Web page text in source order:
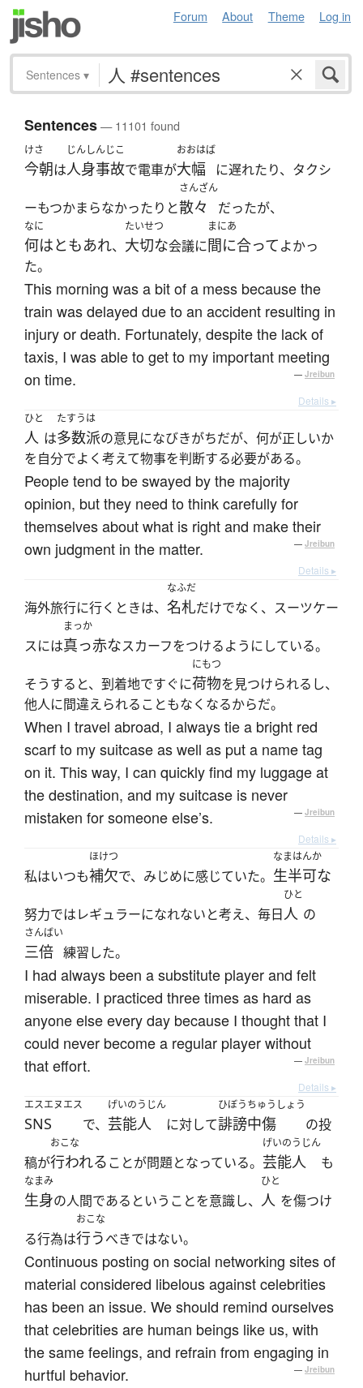
Forum About Theme Log in
Sentences ▾
Sentences— 11101 found
けさ
今朝は
じんしんじこ
人身事故で電車が
おおはば
大幅 に遅れたり、タクシ
ーもつかまらなかったりと
さんざん
散々 だったが、
なに
何はともあれ、
たいせつ
大切な会議に
まにあ
間に合ってよかっ
た。
This morning was a bit of a mess because the
train was delayed due to an accident resulting in
injury or death. Fortunately, despite the lack of
taxis, I was able to get to my important meeting
on time.
— Jreibun
Details ▸
ひと
人 は
たすうは
多数派の意見になびきがちだが、何が正しいか
を自分でよく考えて物事を判断する必要がある。
People tend to be swayed by the majority
opinion, but they need to think carefully for
themselves about what is right and make their
own judgment in the matter.
— Jreibun
Details ▸
海外旅行に行くときは、
なふだ
名札だけでなく、スーツケー
スには
まっか
真っ赤なスカーフをつけるようにしている。
そうすると、到着地ですぐに
にもつ
荷物を見つけられるし、
他人に間違えられることもなくなるからだ。
When I travel abroad, I always tie a bright red
scarf to my suitcase as well as put a name tag
on it. This way, I can quickly find my luggage at
the destination, and my suitcase is never
mistaken for someone else’s.
— Jreibun
Details ▸
私はいつも
ほけつ
補欠で、みじめに感じていた。
なまはんか
生半可な
努力ではレギュラーになれないと考え、毎日
ひと
人 の
さんばい
三倍 練習した。
I had always been a substitute player and felt
miserable. I practiced three times as hard as
anyone else every day because I thought that I
could never become a regular player without
that effort.
— Jreibun
Details ▸
エスエヌエス
SNS で、
げいのうじん
芸能人 に対して
ひぼうちゅうしょう
誹謗中傷 の投
稿が
おこな
行われることが問題となっている。
げいのうじん
芸能人 も
なまみ
生身の人間であるということを意識し、
ひと
人 を傷つけ
る行為は
おこな
行うべきではない。
Continuous posting on social networking sites of
material considered libelous against celebrities
has been an issue. We should remind ourselves
that celebrities are human beings like us, with
the same feelings, and refrain from engaging in
hurtful behavior.
— Jreibun